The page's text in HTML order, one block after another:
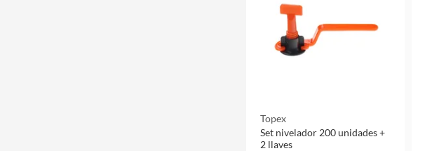
Topex
Set nivelador 200 unidades +
2 llaves